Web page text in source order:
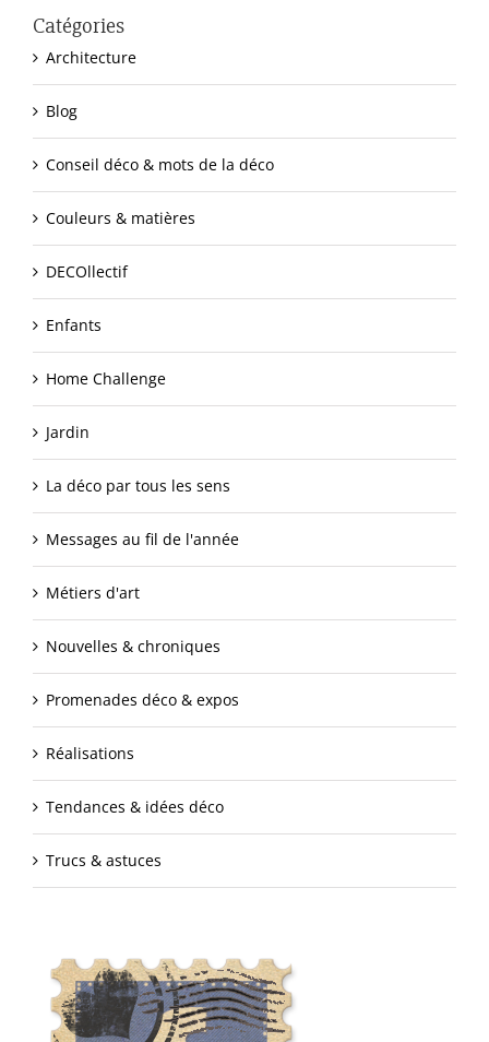
Catégories
Architecture
Blog
Conseil déco & mots de la déco
Couleurs & matières
DECOllectif
Enfants
Home Challenge
Jardin
La déco par tous les sens
Messages au fil de l'année
Métiers d'art
Nouvelles & chroniques
Promenades déco & expos
Réalisations
Tendances & idées déco
Trucs & astuces